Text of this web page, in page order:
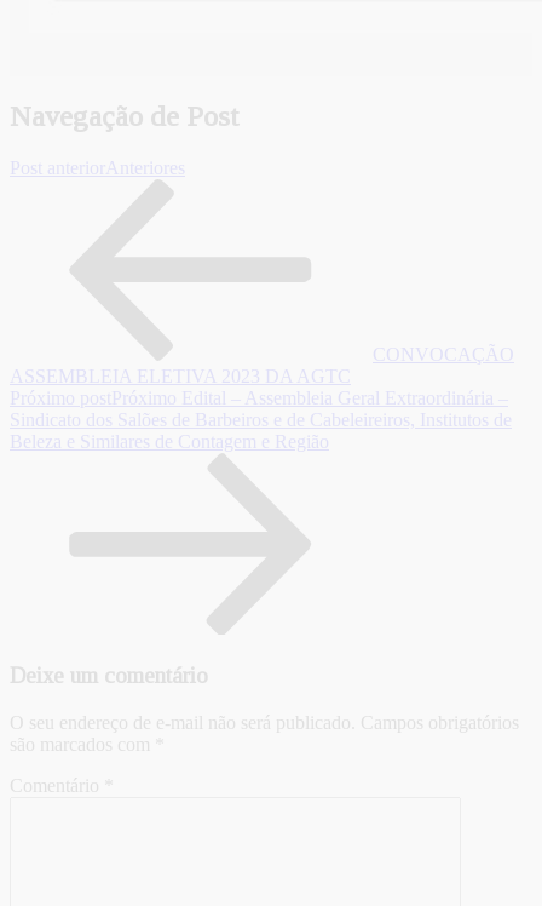
Navegação de Post
Post anterior Anteriores
CONVOCAÇÃO
ASSEMBLEIA ELETIVA 2023 DA AGTC
Próximo post Próximo Edital – Assembleia Geral Extraordinária –
Sindicato dos Salões de Barbeiros e de Cabeleireiros, Institutos de
Beleza e Similares de Contagem e Região
Deixe um comentário
O seu endereço de e-mail não será publicado. Campos obrigatórios
são marcados com
Comentário